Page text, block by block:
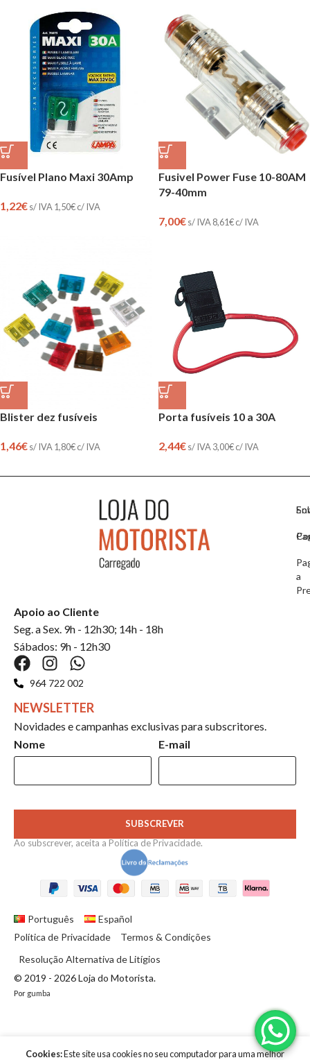
Fusível Plano Maxi 30Amp
1,22€s/ IVA 1,50€c/ IVA
Fusivel Power Fuse 10-80AM
79-40mm
7,00€s/ IVA 8,61€c/ IVA
Blister dez fusíveis
1,46€s/ IVA 1,80€c/ IVA
Porta fusíveis 10 a 30A
2,44€s/ IVA 3,00€c/ IVA
a
Apoio ao Cliente
Seg. a Sex. 9h - 12h30; 14h - 18h
Sábados: 9h - 12h30
964 722 002
NEWSLETTER
Novidades e campanhas exclusivas para subscritores.
Nome
E-mail
SUBSCREVER
Ao subscrever, aceita aPolítica de Privacidade.
© 2019 - 2026 Loja do Motorista.
Por gumba
Português
Español
Política de Privacidade
Termos & Condições
Resolução Alternativa de Litígios
Cookies:Este site usa cookies no seu computador para uma melhor